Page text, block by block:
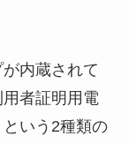
内蔵されて
者証明用電
いう2種類の